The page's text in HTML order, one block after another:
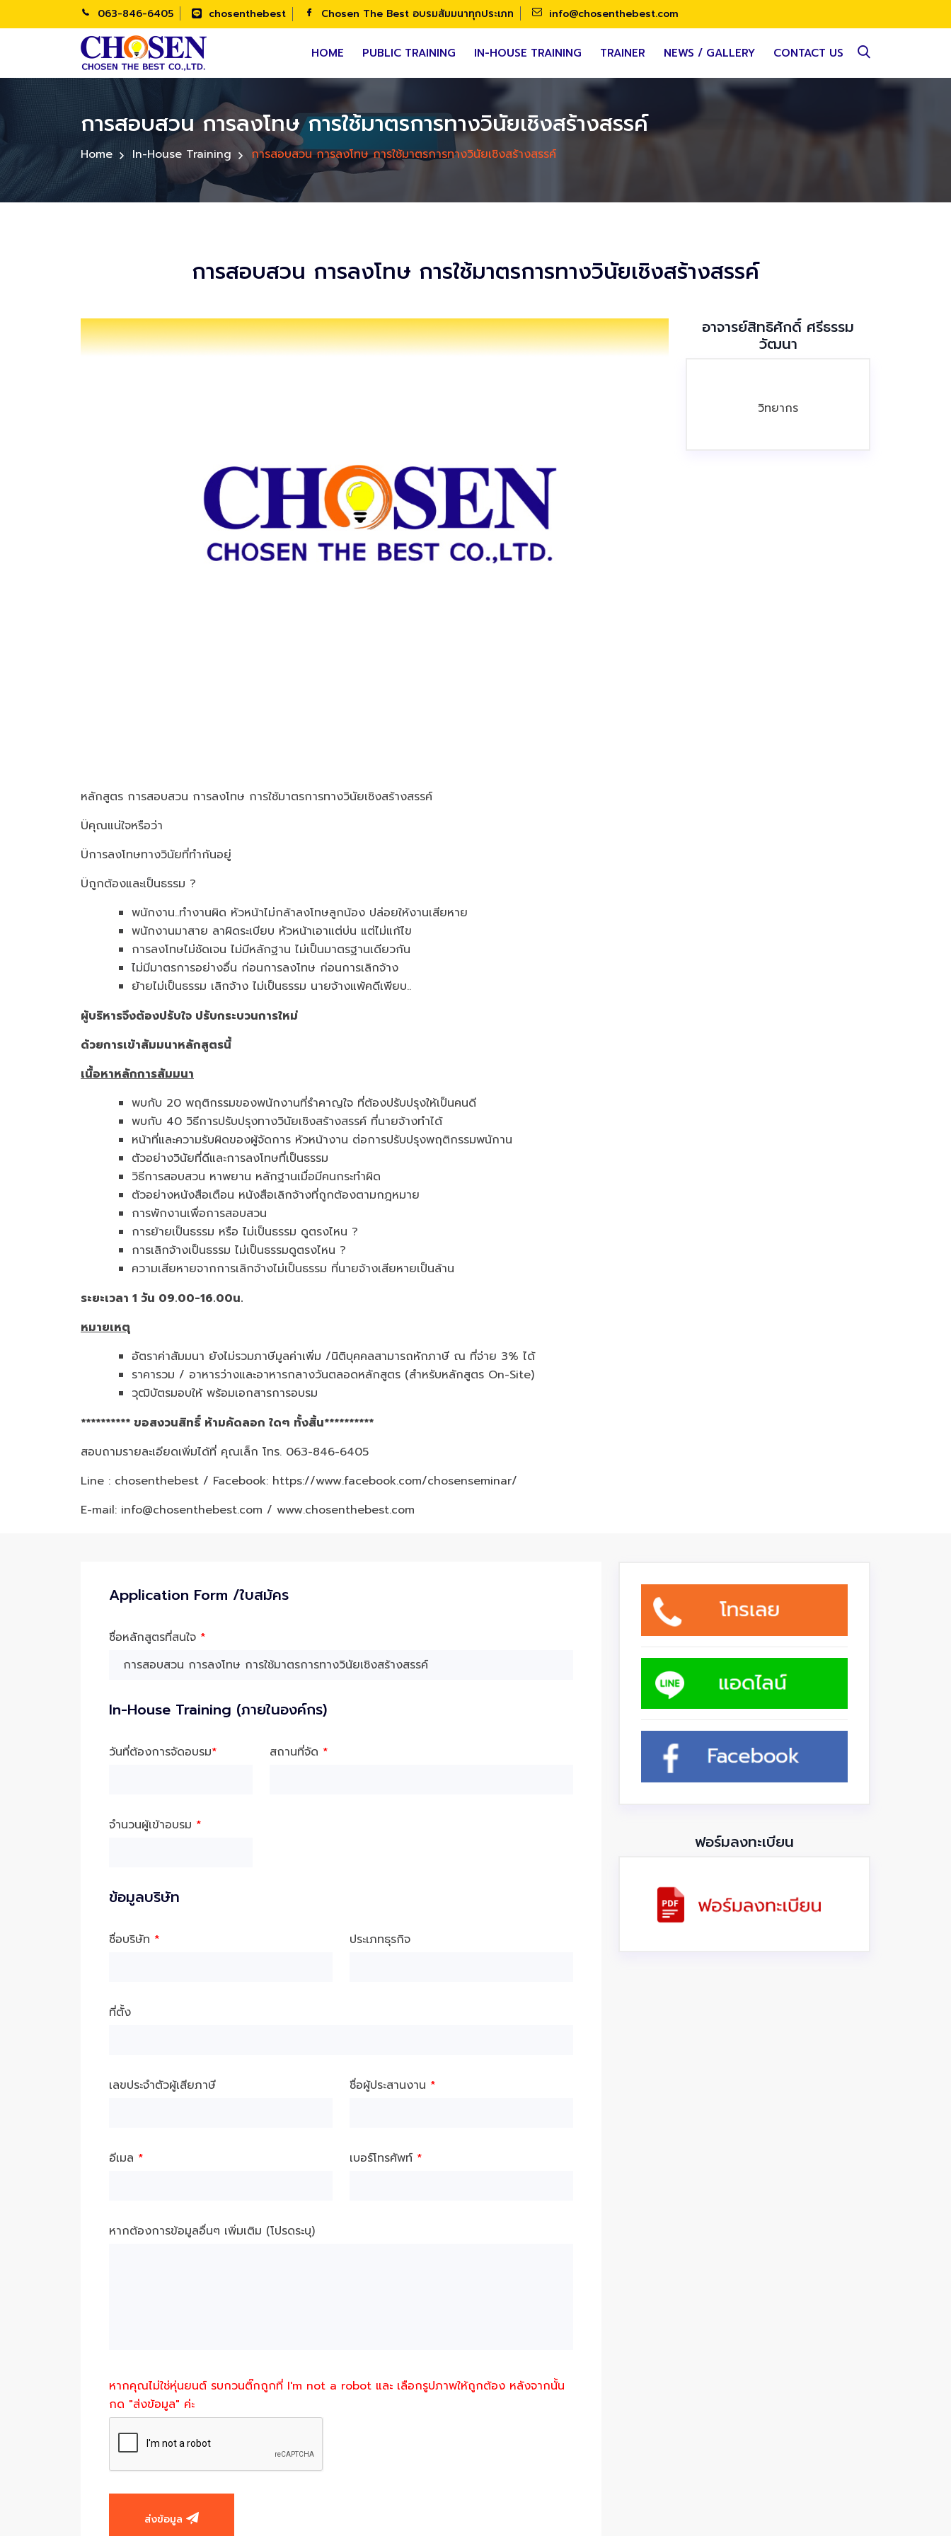
063-846-6405 chosenthebest Chosen The Best อบรมสัมมนาทุกประเภท info@chosenthebest.com
HOME PUBLIC TRAINING IN-HOUSE TRAINING TRAINER NEWS / GALLERY CONTACT US
การสอบสวน การลงโทษ การใช้มาตรการทางวินัยเชิงสร้างสรรค์
Home In-House Training การสอบสวน การลงโทษ การใช้มาตรการทางวินัยเชิงสร้างสรรค์
การสอบสวน การลงโทษ การใช้มาตรการทางวินัยเชิงสร้างสรรค์
หลักสูตร การสอบสวน การลงโทษ การใช้มาตรการทางวินัยเชิงสร้างสรรค์
Üคุณแน่ใจหรือว่า
Üการลงโทษทางวินัยที่ทำกันอยู่
Üถูกต้องและเป็นธรรม ?
พนักงาน..ทำงานผิด หัวหน้าไม่กล้าลงโทษลูกน้อง ปล่อยให้งานเสียหาย
พนักงานมาสาย ลาผิดระเบียบ หัวหน้าเอาแต่บ่น แต่ไม่แก้ไข
การลงโทษไม่ชัดเจน ไม่มีหลักฐาน ไม่เป็นมาตรฐานเดียวกัน
ไม่มีมาตรการอย่างอื่น ก่อนการลงโทษ ก่อนการเลิกจ้าง
ย้ายไม่เป็นธรรม เลิกจ้าง ไม่เป็นธรรม นายจ้างแพ้คดีเพียบ..
ผู้บริหารจึงต้องปรับใจ ปรับกระบวนการใหม่
ด้วยการเข้าสัมมนาหลักสูตรนี้
เนื้อหาหลักการสัมมนา
พบกับ 20 พฤติกรรมของพนักงานที่รำคาญใจ ที่ต้องปรับปรุงให้เป็นคนดี
พบกับ 40 วิธีการปรับปรุงทางวินัยเชิงสร้างสรรค์ ที่นายจ้างทำได้
หน้าที่และความรับผิดของผู้จัดการ หัวหน้างาน ต่อการปรับปรุงพฤติกรรมพนักาน
ตัวอย่างวินัยที่ดีและการลงโทษที่เป็นธรรม
วิธีการสอบสวน หาพยาน หลักฐานเมื่อมีคนกระทำผิด
ตัวอย่างหนังสือเตือน หนังสือเลิกจ้างที่ถูกต้องตามกฎหมาย
การพักงานเพื่อการสอบสวน
การย้ายเป็นธรรม หรือ ไม่เป็นธรรม ดูตรงไหน ?
การเลิกจ้างเป็นธรรม ไม่เป็นธรรมดูตรงไหน ?
ความเสียหายจากการเลิกจ้างไม่เป็นธรรม ที่นายจ้างเสียหายเป็นล้าน
ระยะเวลา 1 วัน 09.00-16.00น.
หมายเหตุ
อัตราค่าสัมมนา ยังไม่รวมภาษีมูลค่าเพิ่ม /นิติบุคคลสามารถหักภาษี ณ ที่จ่าย 3% ได้
ราคารวม / อาหารว่างและอาหารกลางวันตลอดหลักสูตร (สำหรับหลักสูตร On-Site)
วุฒิบัตรมอบให้ พร้อมเอกสารการอบรม
********** ขอสงวนสิทธิ์ ห้ามคัดลอก ใดๆ ทั้งสิ้น**********
สอบถามรายละเอียดเพิ่มได้ที่ คุณเล็ก โทร. 063-846-6405
Line : chosenthebest / Facebook: https://www.facebook.com/chosenseminar/
E-mail: info@chosenthebest.com / www.chosenthebest.com
อาจารย์สิทธิศักดิ์ ศรีธรรม
วัฒนา
วิทยากร
Application Form /ใบสมัคร
ชื่อหลักสูตรที่สนใจ *
In-House Training (ภายในองค์กร)
วันที่ต้องการจัดอบรม* สถานที่จัด *
จำนวนผู้เข้าอบรม *
ข้อมูลบริษัท
ชื่อบริษัท * ประเภทธุรกิจ
ที่ตั้ง
เลขประจำตัวผู้เสียภาษี ชื่อผู้ประสานงาน *
อีเมล * เบอร์โทรศัพท์ *
หากต้องการข้อมูลอื่นๆ เพิ่มเติม (โปรดระบุ)
หากคุณไม่ใช่หุ่นยนต์ รบกวนติ๊กถูกที่ I'm not a robot และ เลือกรูปภาพให้ถูกต้อง หลังจากนั้น
กด "ส่งข้อมูล" ค่ะ
ส่งข้อมูล
ฟอร์มลงทะเบียน